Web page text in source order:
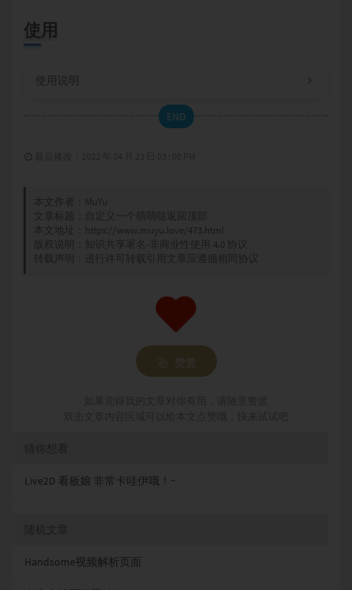
使用
使用说明
END
本文作者：
MuYu
文章标题：
自定义一个萌萌哒返回顶部
本文地址： https://www.muyu.love/473.html
版权说明： 知识共享署名-非商业性使用 4.0 协议
转载声明：进行许可转载引用文章应遵循相同协议
赞赏
Live2D 看板娘 非常卡哇伊哦！~
Handsome视频解析页面